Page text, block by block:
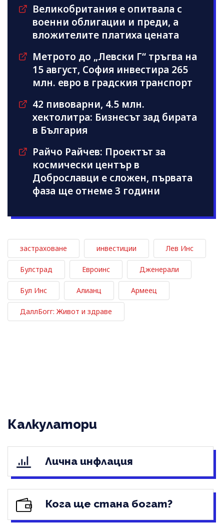
Великобритания е опитвала с
военни облигации и преди, а
вложителите платиха цената
Метрото до „Левски Г“ тръгва на
15 август, София инвестира 265
млн. евро в градския транспорт
42 пивоварни, 4.5 млн.
хектолитра: Бизнесът зад бирата
в България
Райчо Райчев: Проектът за
космически център в
Доброславци е сложен, първата
фаза ще отнеме 3 години
застраховане инвестиции Лев Инс
Булстрад Евроинс Дженерали
Бул Инс Алианц Армеец
ДаллБогг: Живот и здраве
Калкулатори
Лична инфлация
Кога ще стана богат?